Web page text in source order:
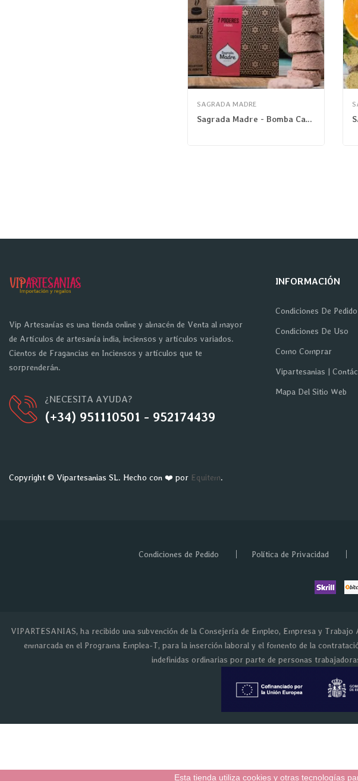
SAGRADA MADRE
Sagrada Madre - Bomba Carbón Mini 7 Poderes
Vip Artesanías es una tienda online y almacén de Venta al mayor
de Artículos de artesanía india, inciensos y artículos variados.
Cientos de Fragancias en Inciensos y artículos que te
sorprenderán.
¿NECESITA AYUDA?
(+34) 951110501 - 952174439
INFORMACIÓN
Condiciones De Pedido
Condiciones De Uso
Como Comprar
Vipartesanias |
Mapa Del Sitio Web
Copyright © Vipartesanias SL. Hecho con ❤️ por Equitem.
Esta tienda utiliza cookies y otras tecnologías
Condiciones de Pedido Política de Privacidad
VIPARTESANIAS, ha recibido una subvención de la Consejería de Empleo, Empresa y
enmarcada en el Programa Emplea-T, para la inserción laboral y el fomento de la
indefinidas ordinarias por parte de personas